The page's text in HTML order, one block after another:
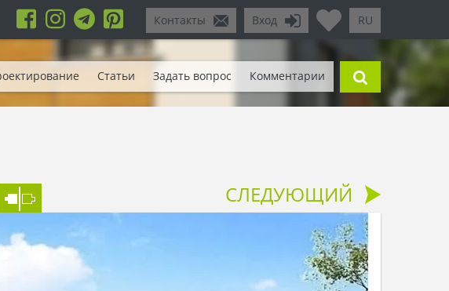
RU
Вход
Контакты
Статьи Задать вопрос Комментарии
СЛЕДУЮЩИЙ